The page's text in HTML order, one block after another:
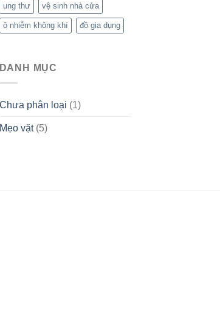
ung thư vệ sinh nhà cửa
ô nhiễm không khí đồ gia dụng
DANH MỤC
Chưa phân loại (1)
Mẹo vặt(5)